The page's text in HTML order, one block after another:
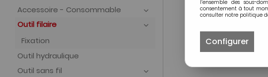
Accessoire - Consommable
Outil filaire
Fixation
Outil hydraulique
Outil sans fil
l’ensemble des sous-
consentement à tout
consulter notre politique
Configurer